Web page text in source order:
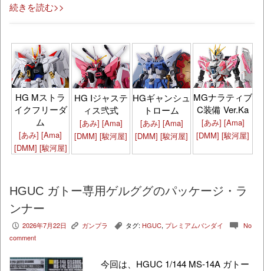
続きを読む>>
HG Mストラ
イクフリーダ
ム
[あみ] [Ama]
[DMM] [駿河屋]
HG Iジャステ
ィス弐式
[あみ] [Ama]
[DMM] [駿河屋]
HGギャンシュ
トローム
[あみ] [Ama]
[DMM] [駿河屋]
MGナラティブ
C装備 Ver.Ka
[あみ] [Ama]
[DMM] [駿河屋]
HGUC ガトー専用ゲルググのパッケージ・ラ
ンナー
P 2026年7月22日 K ガンプラ , タグ: HGUC, プレミアムバンダイ c No
comment
今回は、HGUC 1/144 MS-14A ガトー